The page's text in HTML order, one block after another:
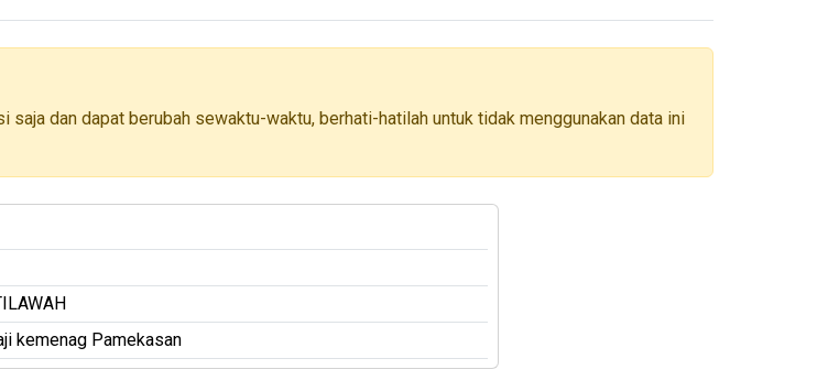
dan dapat berubah sewaktu-waktu, berhati-hatilah untuk tidak menggunakan data ini
kemenag Pamekasan